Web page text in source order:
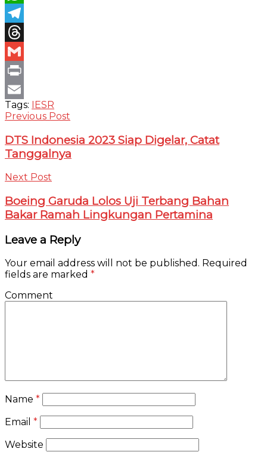
WhatsApp
Telegram
Threads
Gmail
Print
Email
Tags: IESR
Previous Post
DTS Indonesia 2023 Siap Digelar, Catat
Tanggalnya
Next Post
Boeing Garuda Lolos Uji Terbang Bahan
Bakar Ramah Lingkungan Pertamina
Leave a Reply
Your email address will not be published. Required
fields are marked *
Comment
Name *
Email *
Website